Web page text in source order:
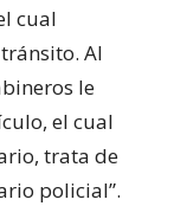
cual
Al
le
el cual
trata de
policial”.